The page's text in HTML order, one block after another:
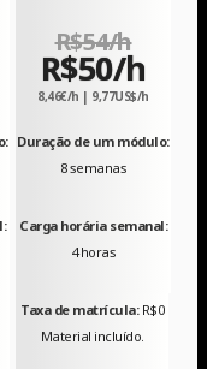
R$54/h
R$50/h
8,46€/h | 9,77US$/h
Duração de um módulo:
8 semanas
Carga horária semanal:
4 horas
Taxa de matrícula: R$0
Material incluído.